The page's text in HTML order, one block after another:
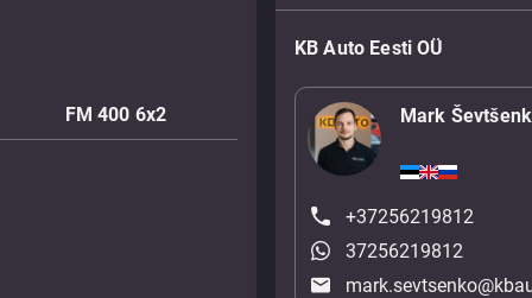
FM 400 6x2
KB Auto Eesti OÜ
Mark
+37256219812
37256219812